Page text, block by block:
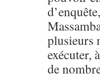
plusieurs
exécuter,
de